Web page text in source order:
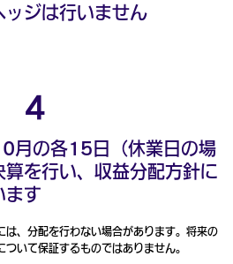
ッジは行いません
４
月の各15日（休業日の場
を行い、収益分配方針に
ます
、分配を行わない場合があります。将来の
いて保証するものではありません。